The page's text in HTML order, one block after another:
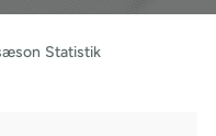
Statistik